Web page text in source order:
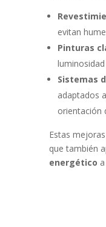
evitan
Pinturas
Sistemas
adaptados
orientación
Estas
que también
energético